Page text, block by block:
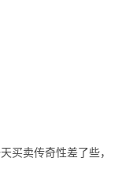
买卖传奇性差了些，